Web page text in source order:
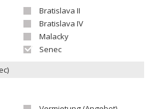
Bratislava II
Bratislava IV
Malacky
Senec